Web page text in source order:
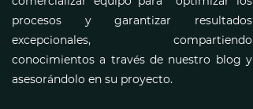
procesos y garantizar resultados
excepcionales, compartiendo
conocimientos a través de nuestro blog y
asesorándolo en su proyecto.